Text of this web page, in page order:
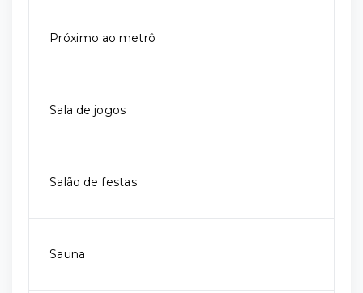
Próximo ao metrô
Sala de jogos
Salão de festas
Sauna